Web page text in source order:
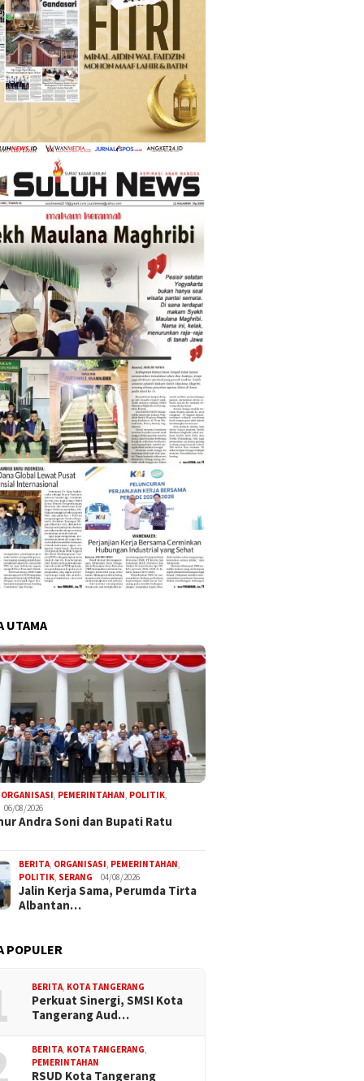
UTAMA
ORGANISASI, PEMERINTAHAN, POLITIK,
06/08/2026
Andra Soni dan Bupati Ratu
BERITA, ORGANISASI, PEMERINTAHAN,
POLITIK, SERANG 04/08/2026
Jalin Kerja Sama, Perumda Tirta
Albantan…
POPULER
BERITA, KOTA TANGERANG
Perkuat Sinergi, SMSI Kota
Tangerang Aud…
BERITA, KOTA TANGERANG,
PEMERINTAHAN
RSUD Kota Tangerang